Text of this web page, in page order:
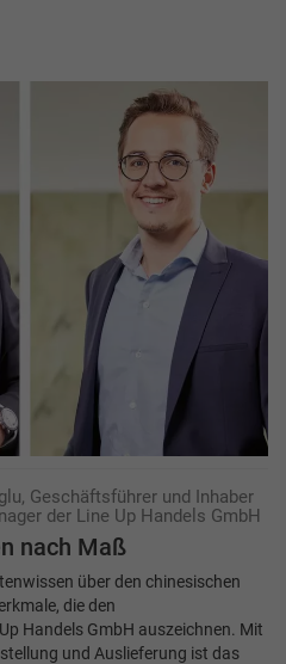
Geschäftsführer und Inhaber
der Line Up Handels GmbH
nach Maß
über den chinesischen
die den
Handels GmbH auszeichnen. Mit
und Auslieferung ist das